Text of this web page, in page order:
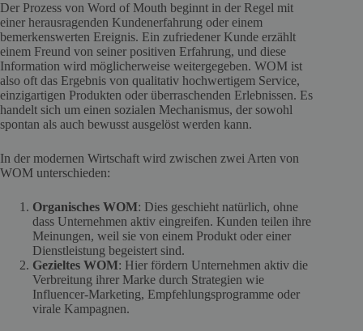
Der Prozess von Word of Mouth beginnt in der Regel mit
einer herausragenden Kundenerfahrung oder einem
bemerkenswerten Ereignis. Ein zufriedener Kunde erzählt
einem Freund von seiner positiven Erfahrung, und diese
Information wird möglicherweise weitergegeben. WOM ist
also oft das Ergebnis von qualitativ hochwertigem Service,
einzigartigen Produkten oder überraschenden Erlebnissen. Es
handelt sich um einen sozialen Mechanismus, der sowohl
spontan als auch bewusst ausgelöst werden kann.
In der modernen Wirtschaft wird zwischen zwei Arten von
WOM unterschieden:
Organisches WOM: Dies geschieht natürlich, ohne
dass Unternehmen aktiv eingreifen. Kunden teilen ihre
Meinungen, weil sie von einem Produkt oder einer
Dienstleistung begeistert sind.
Gezieltes WOM: Hier fördern Unternehmen aktiv die
Verbreitung ihrer Marke durch Strategien wie
Influencer-Marketing, Empfehlungsprogramme oder
virale Kampagnen.